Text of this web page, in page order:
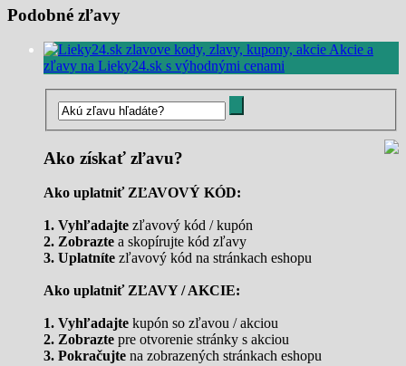
Podobné zľavy
Akcie a
zľavy na Lieky24.sk s výhodnými cenami
Ako získať zľavu?
Ako uplatniť ZĽAVOVÝ KÓD:
1. Vyhľadajte zľavový kód / kupón
2. Zobrazte a skopírujte kód zľavy
3. Uplatníte zľavový kód na stránkach eshopu
Ako uplatniť ZĽAVY / AKCIE:
1. Vyhľadajte kupón so zľavou / akciou
2. Zobrazte pre otvorenie stránky s akciou
3. Pokračujte na zobrazených stránkach eshopu